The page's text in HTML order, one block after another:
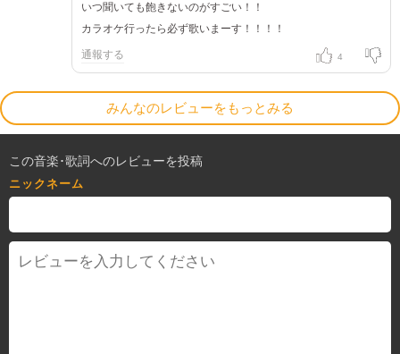
いつ聞いても飽きないのがすごい！！
カラオケ行ったら必ず歌いまーす！！！！
通報する 4
みんなのレビューをもっとみる
この音楽･歌詞へのレビューを投稿
ニックネーム